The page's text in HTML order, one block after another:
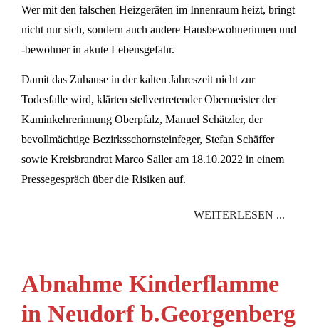
Wer mit den falschen Heizgeräten im Innenraum heizt, bringt
nicht nur sich, sondern auch andere Hausbewohnerinnen und
-bewohner in akute Lebensgefahr.
Damit das Zuhause in der kalten Jahreszeit nicht zur
Todesfalle wird, klärten stellvertretender Obermeister der
Kaminkehrerinnung Oberpfalz, Manuel Schätzler, der
bevollmächtige Bezirksschornsteinfeger, Stefan Schäffer
sowie Kreisbrandrat Marco Saller am 18.10.2022 in einem
Pressegespräch über die Risiken auf.
WEITERLESEN ...
Abnahme Kinderflamme
in Neudorf b.Georgenberg